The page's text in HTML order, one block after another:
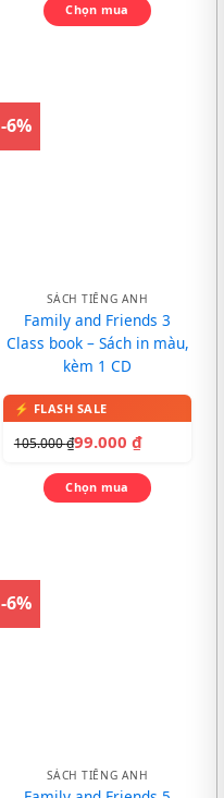
Chọn mua
-6%
SÁCH TIẾNG ANH
Family and Friends 3
Class book – Sách in màu,
kèm 1 CD
105.000₫99.000 ₫
Chọn mua
-6%
SÁCH TIẾNG ANH